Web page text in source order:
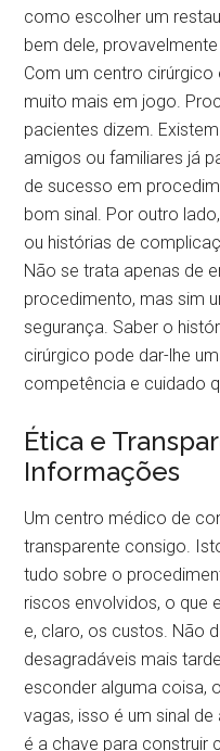
como escolher um
bem dele,
Com um centro
muito mais em jogo.
pacientes dizem.
amigos ou familiares já
de sucesso em
bom sinal. Por outro
ou histórias de
Não se trata apenas de
procedimento, mas sim
segurança. Saber o
cirúrgico pode dar-lhe
competência e cuidado
Ética e
Informações
Um centro médico de
transparente consigo.
tudo sobre o
riscos envolvidos, o que
e, claro, os custos. Não
desagradáveis mais
esconder alguma coisa,
vagas, isso é um sinal
é a chave para construir